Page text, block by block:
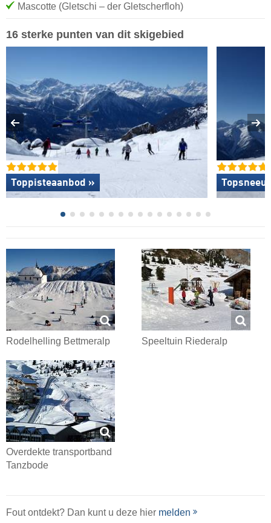
Mascotte (Gletschi – der Gletscherfloh)
16 sterke punten van dit skigebied
Toppisteaanbod »
Rodelhelling Bettmeralp Speeltuin Riederalp
Overdekte transportband
Tanzbode
Fout ontdekt? Dan kunt u deze hier melden